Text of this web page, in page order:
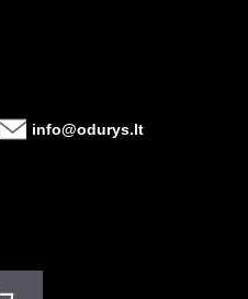
info@odurys.lt